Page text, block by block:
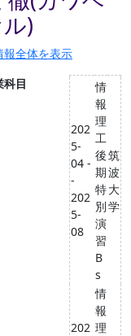
ル)
報全体を表示
科目
202
5-
04 -
-
202
5-
08
情
報
理
工
後
期
特
別
演
習
B
s
筑
波
大
学
202
情
報
理